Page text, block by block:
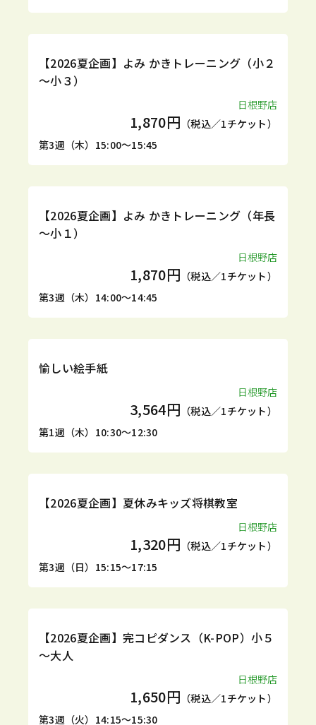
1DAY
【2026夏企画】よみ かきトレーニング（小２
～小３）
日根野店
1,870円 （税込／1チケット）
第3週（木）15:00～15:45
1DAY
【2026夏企画】よみ かきトレーニング（年長
～小１）
日根野店
1,870円 （税込／1チケット）
第3週（木）14:00～14:45
定期 体験
愉しい絵手紙
日根野店
3,564円 （税込／1チケット）
第1週（木）10:30～12:30
1DAY
【2026夏企画】夏休みキッズ将棋教室
日根野店
1,320円 （税込／1チケット）
第3週（日）15:15～17:15
1DAY
【2026夏企画】完コピダンス（K-POP）小５
～大人
日根野店
1,650円 （税込／1チケット）
第3週（火）14:15～15:30